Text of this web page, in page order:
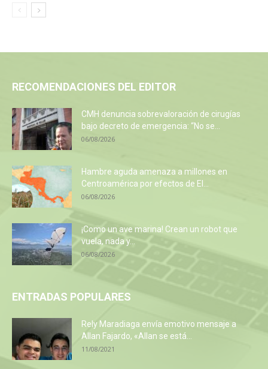
RECOMENDACIONES DEL EDITOR
CMH denuncia sobrevaloración de cirugías
bajo decreto de emergencia: “No se...
06/08/2026
Hambre aguda amenaza a millones en
Centroamérica por efectos de El...
06/08/2026
¡Como un ave marina! Crean un robot que
vuela, nada y...
06/08/2026
ENTRADAS POPULARES
Rely Maradiaga envía emotivo mensaje a
Allan Fajardo, «Allan se está...
11/08/2021